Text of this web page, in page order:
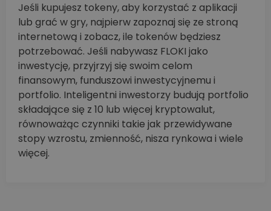
Jeśli kupujesz tokeny, aby korzystać z aplikacji
lub grać w gry, najpierw zapoznaj się ze stroną
internetową i zobacz, ile tokenów będziesz
potrzebować. Jeśli nabywasz FLOKI jako
inwestycję, przyjrzyj się swoim celom
finansowym, funduszowi inwestycyjnemu i
portfolio. Inteligentni inwestorzy budują portfolio
składające się z 10 lub więcej kryptowalut,
równoważąc czynniki takie jak przewidywane
stopy wzrostu, zmienność, nisza rynkowa i wiele
więcej.